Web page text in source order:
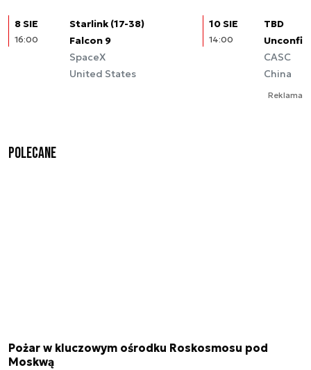
8 SIE
16:00
Starlink (17-38)
Falcon 9
SpaceX
United States
10 SIE
14:00
TBD
CASC
China
Reklama
Polecane
Pożar w kluczowym ośrodku Roskosmosu pod
Moskwą